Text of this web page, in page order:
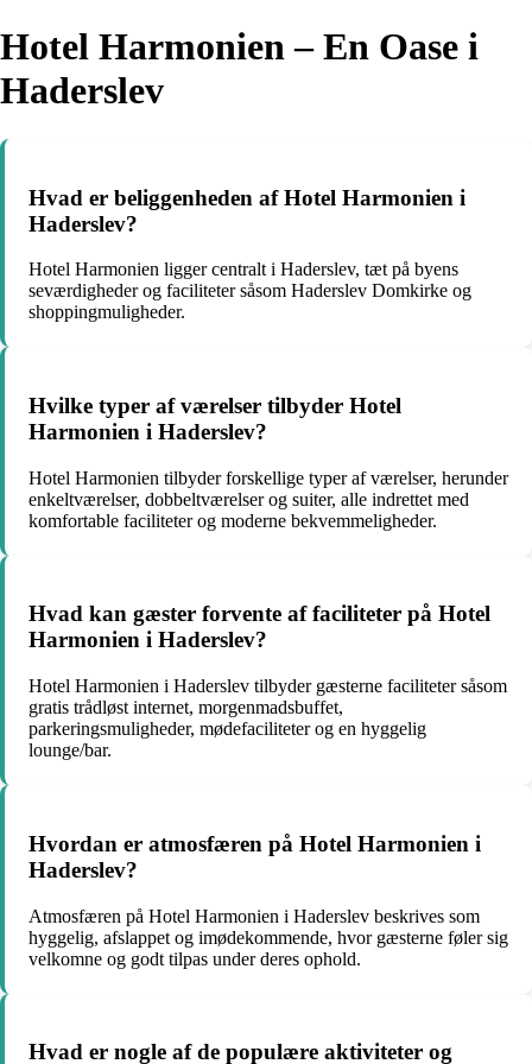
Hotel Harmonien – En Oase i
Haderslev
Hvad er beliggenheden af Hotel Harmonien i
Haderslev?
Hotel Harmonien ligger centralt i Haderslev, tæt på byens
seværdigheder og faciliteter såsom Haderslev Domkirke og
shoppingmuligheder.
Hvilke typer af værelser tilbyder Hotel
Harmonien i Haderslev?
Hotel Harmonien tilbyder forskellige typer af værelser, herunder
enkeltværelser, dobbeltværelser og suiter, alle indrettet med
komfortable faciliteter og moderne bekvemmeligheder.
Hvad kan gæster forvente af faciliteter på Hotel
Harmonien i Haderslev?
Hotel Harmonien i Haderslev tilbyder gæsterne faciliteter såsom
gratis trådløst internet, morgenmadsbuffet,
parkeringsmuligheder, mødefaciliteter og en hyggelig
lounge/bar.
Hvordan er atmosfæren på Hotel Harmonien i
Haderslev?
Atmosfæren på Hotel Harmonien i Haderslev beskrives som
hyggelig, afslappet og imødekommende, hvor gæsterne føler sig
velkomne og godt tilpas under deres ophold.
Hvad er nogle af de populære aktiviteter og